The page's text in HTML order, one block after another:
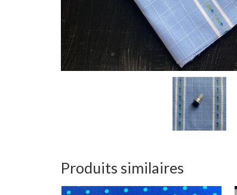
Produits similaires